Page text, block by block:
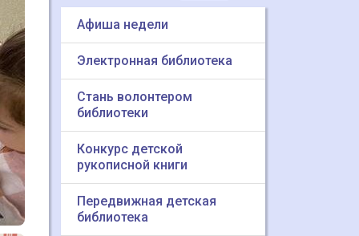
Афиша недели
Электронная библиотека
Стань волонтером
библиотеки
Конкурс детской
рукописной книги
Передвижная детская
библиотека